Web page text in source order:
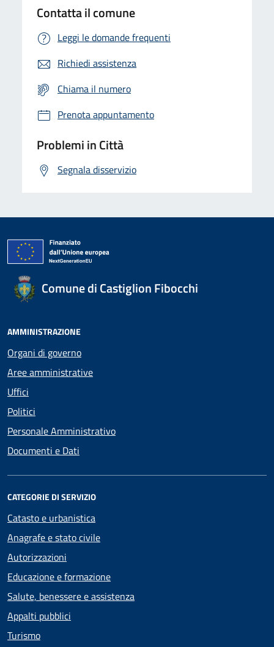
Contatta il comune
Leggi le domande frequenti
Richiedi assistenza
Chiama il numero
Prenota appuntamento
Problemi in Città
Segnala disservizio
Comune di Castiglion Fibocchi
AMMINISTRAZIONE
Organi di governo
Aree amministrative
Uffici
Politici
Personale Amministrativo
Documenti e Dati
CATEGORIE DI SERVIZIO
Catasto e urbanistica
Anagrafe e stato civile
Autorizzazioni
Educazione e formazione
Salute, benessere e assistenza
Appalti pubblici
Turismo